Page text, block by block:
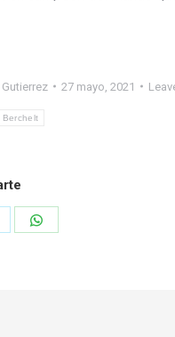
27 mayo, 2021
Berchelt
Share